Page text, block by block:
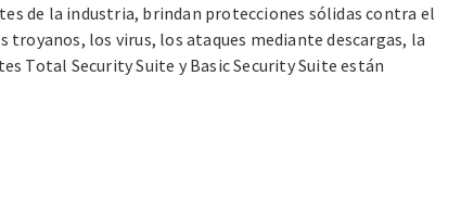
de la industria, brindan protecciones sólidas contra el
los virus, los ataques mediante descargas, la
Total Security Suite y Basic Security Suite están